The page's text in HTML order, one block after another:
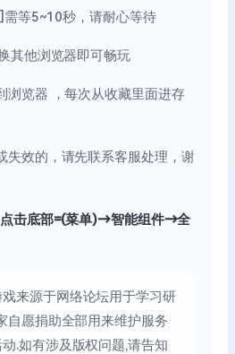
等5~10秒，请耐心等待
其他浏览器即可畅玩
浏览器 ，每次从收藏里面进存
失效的，请先联系客服处理，谢
点击底部=(菜单)→智能组件→全
来源于网络论坛用于学习研
自愿捐助全部用来维护服务
.如有涉及版权问题,请告知